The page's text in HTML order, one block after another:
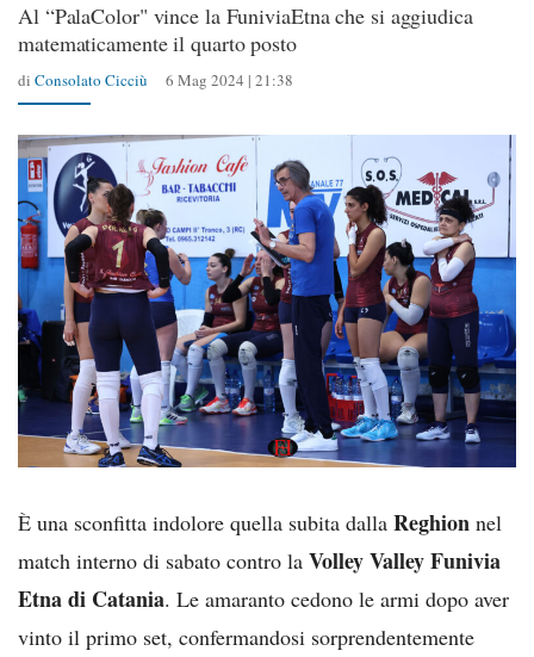
Al “PalaColor" vince la FuniviaEtna che si aggiudica
matematicamente il quarto posto
di Consolato Cicciù 6 Mag 2024 | 21:38
È una sconfitta indolore quella subita dalla Reghion nel
match interno di sabato contro la Volley Valley Funivia
Etna di Catania. Le amaranto cedono le armi dopo aver
vinto il primo set, confermandosi sorprendentemente